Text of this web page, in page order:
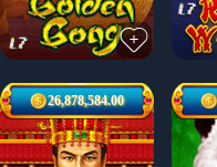
26,878,584.00